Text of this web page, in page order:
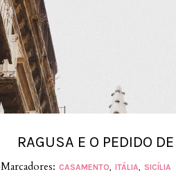
RAGUSA E O PEDIDO
Marcadores: CASAMENTO ITÁLIA SICÍLIA